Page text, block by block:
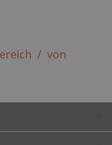
/ von